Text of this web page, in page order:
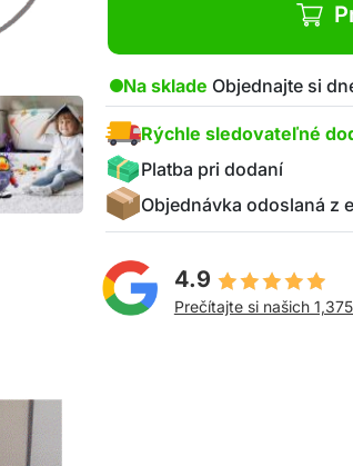
Na sklade Objednajte si
Rýchle sledovateľné
Platba pri dodaní
Objednávka odoslaná z
4.9
Prečítajte si našich